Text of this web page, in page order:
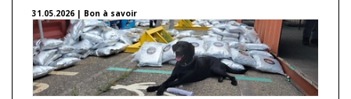
31.05.2026 | Bon à savoir